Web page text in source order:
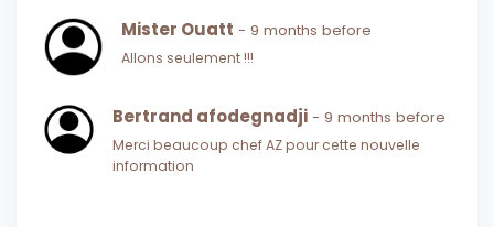
Mister Ouatt - 9 months before
Allons seulement !!!
Bertrand afodegnadji - 9 months before
Merci beaucoup chef AZ pour cette nouvelle
information